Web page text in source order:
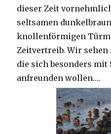
dieser Zeit
seltsamen
knollenförmigen
Zeitvertreib. Wir sehen
die sich besonders mit
anfreunden wollen….